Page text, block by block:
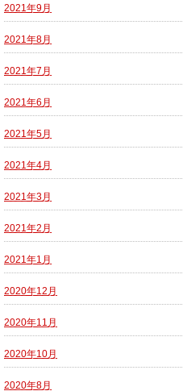
2021年9月
2021年8月
2021年7月
2021年6月
2021年5月
2021年4月
2021年3月
2021年2月
2021年1月
2020年12月
2020年11月
2020年10月
2020年8月